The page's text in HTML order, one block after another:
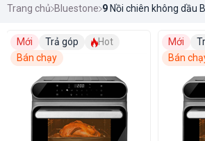
Trang chủ Bluestone 9 Nồi chiên không dầu
Mới Trả góp
Hot
Bán chạy
Mới
Bán